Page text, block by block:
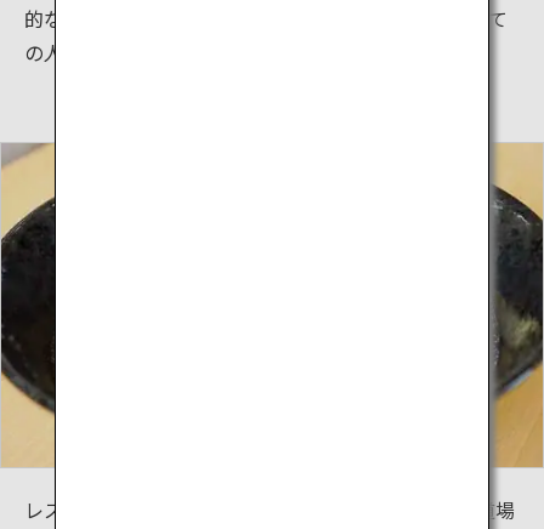
的な情報のみならず、初心者や児童から大人まで、全て
の人が楽しみながら空手を学ぶことができます。
レストランそば処「Karate Cafe AGARI」では、特別道場